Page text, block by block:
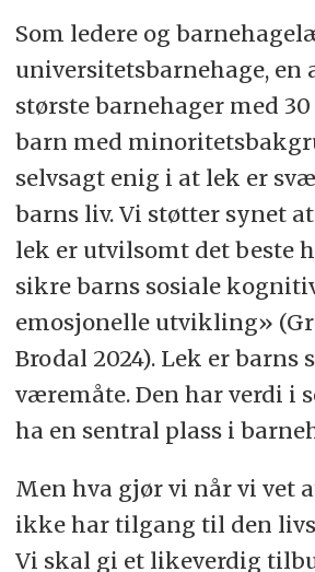
Som ledere og
universitetsbarnehage, en
største barnehager med
barn med
selvsagt enig i at lek er
barns liv. Vi støtter synet
lek er utvilsomt det beste
sikre barns sosiale
emosjonelle utvikling»
Brodal 2024). Lek er barns
væremåte. Den har verdi i
ha en sentral plass i
Men hva gjør vi når vi vet
ikke har tilgang til den
Vi skal gi et likeverdig